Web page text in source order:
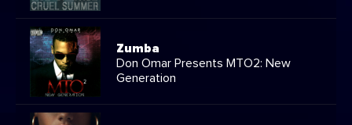
Zumba
Don Omar Presents MTO2: New
Generation